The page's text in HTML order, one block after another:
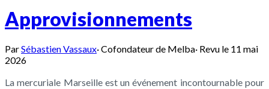
Approvisionnements
ParSébastien Vassaux·Cofondateur de Melba· Revu le 11 mai
2026
La mercuriale Marseille est un événement incontournable pour